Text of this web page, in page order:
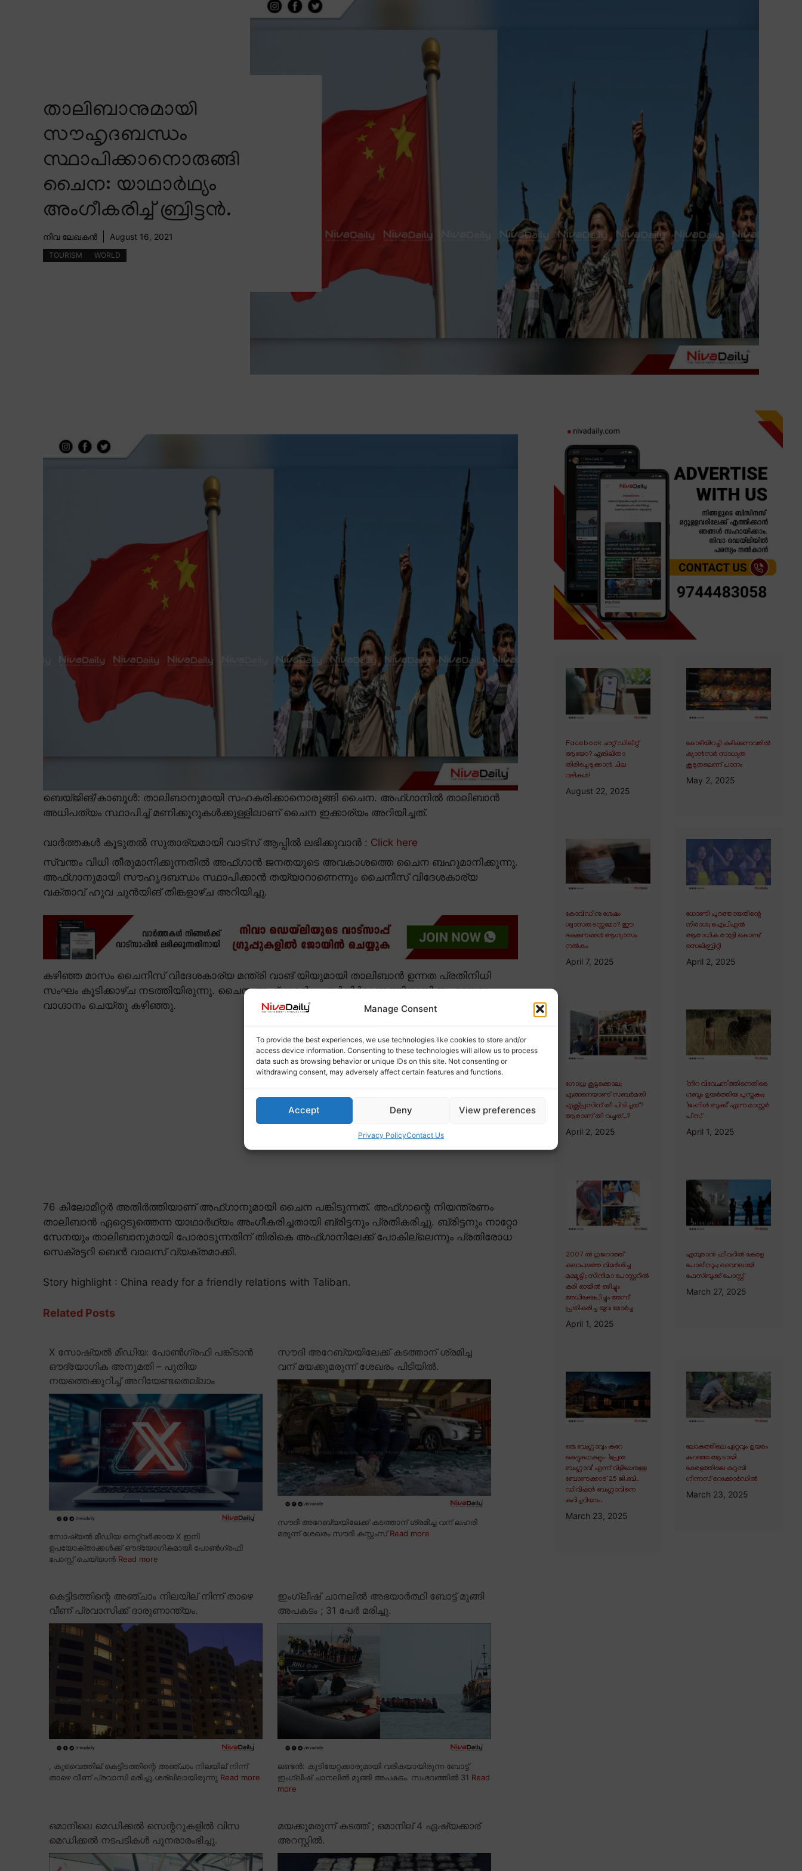
Manage Consent
To provide the best experiences, we use technologies like cookies to store and/or
access device information. Consenting to these technologies will allow us to process
data such as browsing behavior or unique IDs on this site. Not consenting or
withdrawing consent, may adversely affect certain features and functions.
Accept Deny View preferences
Privacy PolicyContact Us
താലിബാനുമായി
സൗഹൃദബന്ധം
സ്ഥാപിക്കാനൊരുങ്ങി
ചൈന: യാഥാർഥ്യം
അംഗീകരിച്ച് ബ്രിട്ടൻ.
നിവ ലേഖകൻ August 16, 2021
TOURISM WORLD
ബെയ്ജിങ്/കാബൂൾ: താലിബാനുമായി സഹകരിക്കാനൊരുങ്ങി ചൈന. അഫ്ഗാനിൽ താലിബാൻ
അധിപത്യം സ്ഥാപിച്ച് മണിക്കൂറുകൾക്കുള്ളിലാണ് ചൈന ഇക്കാര്യം അറിയിച്ചത്.
വാർത്തകൾ കൂടുതൽ സുതാര്യമായി വാട്സ് ആപ്പിൽ ലഭിക്കുവാൻ : Click here
സ്വന്തം വിധി തീരുമാനിക്കുന്നതിൽ അഫ്ഗാൻ ജനതയുടെ അവകാശത്തെ ചൈന ബഹുമാനിക്കുന്നു.
അഫ്ഗാനുമായി സൗഹൃദബന്ധം സ്ഥാപിക്കാൻ തയ്യാറാണെന്നും ചൈനീസ് വിദേശകാര്യ
വക്താവ് ഹുവ ചുൻയിങ് തിങ്കളാഴ്ച അറിയിച്ചു.
കഴിഞ്ഞ മാസം ചൈനീസ് വിദേശകാര്യ മന്ത്രി വാങ് യിയുമായി താലിബാൻ ഉന്നത പ്രതിനിധി
സംഘം കൂടിക്കാഴ്ച നടത്തിയിരുന്നു. ചൈന അഫ്ഗാന്റെ പുനർനിർമാണത്തിനായി സഹായവും
വാഗ്ദാനം ചെയ്തു കഴിഞ്ഞു.
76 കിലോമീറ്റർ അതിർത്തിയാണ് അഫ്ഗാനുമായി ചൈന പങ്കിടുന്നത്. അഫ്ഗാന്റെ നിയന്ത്രണം
താലിബാൻ ഏറ്റെടുത്തെന്ന യാഥാർഥ്യം അംഗീകരിച്ചതായി ബ്രിട്ടനും പ്രതികരിച്ചു. ബ്രിട്ടനും നാറ്റോ
സേനയും താലിബാനുമായി പോരാടുന്നതിന് തിരികെ അഫ്ഗാനിലേക്ക് പോകില്ലെന്നും പ്രതിരോധ
സെക്രട്ടറി ബെൻ വാലസ് വ്യക്തമാക്കി.
Story highlight : China ready for a friendly relations with Taliban.
Related Posts
X സോഷ്യൽ മീഡിയ: പോൺഗ്രഫി പങ്കിടാൻ
ഔദ്യോഗിക അനുമതി – പുതിയ
നയത്തെക്കുറിച്ച് അറിയേണ്ടതെല്ലാം
സോഷ്യൽ മീഡിയ നെറ്റ്വർക്കായ X ഇനി
ഉപയോക്താക്കൾക്ക് ഔദ്യോഗികമായി പോൺഗ്രഫി
പോസ്റ്റ് ചെയ്യാൻ Read more
സൗദി അറേബ്യയിലേക്ക് കടത്താന് ശ്രമിച്ച
വന് മയക്കുമരുന്ന് ശേഖരം പിടിയിൽ.
സൗദി അറേബ്യയിലേക്ക് കടത്താന് ശ്രമിച്ച വന് ലഹരി
മരുന്ന് ശേഖരം സൗദി കസ്റ്റംസ്Read more
കെട്ടിടത്തിന്റെ അഞ്ചാം നിലയില് നിന്ന് താഴെ
വീണ് പ്രവാസിക്ക് ദാരുണാന്ത്യം.
, കുവൈത്തില് കെട്ടിടത്തിന്റെ അഞ്ചാം നിലയില് നിന്ന്
താഴെ വീണ് പ്രവാസി മരിച്ചു.ശര്ഖിലായിരുന്നു Read more
ഇംഗ്ലീഷ് ചാനലിൽ അഭയാർത്ഥി ബോട്ട് മുങ്ങി
അപകടം ; 31 പേർ മരിച്ചു.
ലണ്ടൻ: കുടിയേറ്റക്കാരുമായി വരികയായിരുന്ന ബോട്ട്
ഇംഗ്ലീഷ് ചാനലിൽ മുങ്ങി അപകടം. സംഭവത്തിൽ 31 Read
more
ഒമാനിലെ മെഡിക്കൽ സെന്ററുകളിൽ വിസ
മെഡിക്കൽ നടപടികൾ പുനരാരംഭിച്ചു.
മയക്കുമരുന്ന് കടത്ത് ; ഒമാനില് 4 ഏഷ്യക്കാര്
അറസ്റ്റിൽ.
Facebook ചാറ്റ് ഡിലീറ്റ്
ആയോ? എങ്കിലിതാ
തിരിച്ചെടുക്കാൻ ചില
വഴികൾ!
August 22, 2025
കോഴിയിറച്ചി കഴിക്കുന്നവരിൽ
ക്യാൻസർ സാധ്യത
കൂടുതലെന്ന് പഠനം
May 2, 2025
കോവിഡിനു ശേഷം
ശ്വാസതടസ്സമോ? ഈ
ഭക്ഷണങ്ങൾ ആശ്വാസം
നൽകും
April 7, 2025
ധോണി പുറത്തായതിന്റെ
നിരാശ; ഐപിഎൽ
ആരാധിക രാത്രി കൊണ്ട്
സെലിബ്രിറ്റി
April 2, 2025
ഗോധ്ര കൂട്ടക്കൊല;
എങ്ങനെയാണ് സബർമതി
എക്സ്പ്രസിന് തീ പിടിച്ചത്?
ആരാണ് തീ വച്ചത്..?
April 2, 2025
‘നിറ വിവേചന’ത്തിനെതിരെ
ശബ്ദം ഉയർത്തിയ പുസ്തകം;
‘ജംഗിൾ ബുക്ക്’ എന്ന മാസ്റ്റർ
പീസ്
April 1, 2025
2007 ൽ ഗുജറാത്ത്
കലാപത്തെ വിമർശിച്ച
മമ്മൂട്ടി; സിനിമാ പോസ്റ്ററിൽ
കരി ഓയിൽ ഒഴിച്ചും
അധിക്ഷേപിച്ചും അന്ന്
പ്രതികരിച്ച യുവ മോർച്ച
April 1, 2025
എമ്പുരാൻ ഫീവറിൽ കേരള
പോലീസും; വൈറലായി
ഫേസ്ബുക്ക് പോസ്റ്റ്
March 27, 2025
ഒരു ബംഗ്ലാവും കുറേ
കെട്ടുകഥകളും∙ ‘പ്രേത
ബംഗ്ലാവ്’ എന്ന് വിളിപ്പേരുള്ള
ബോണക്കാട് 25 ജി.ബി.
ഡിവിഷൻ ബംഗ്ലാവിനെ
കുറിച്ചറിയാം.
March 23, 2025
ലോകത്തിലെ ഏറ്റവും ഉയരം
കുറഞ്ഞ ആടായി
കേരളത്തിലെ കറുമ്പി
ഗിന്നസ് റെക്കോർഡിൽ
March 23, 2025